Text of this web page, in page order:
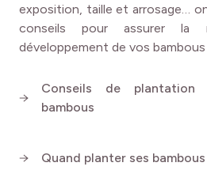
exposition, taille et arrosage…
conseils pour assurer
développement de vos bambous
Conseils de
bambous
Quand planter ses bambous